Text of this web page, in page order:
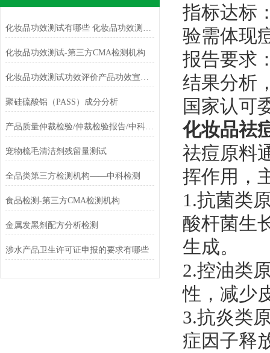
化妆品功效测试有哪些 化妆品功效测试方法和测试机构 化妆品功效测试报告
化妆品功效测试-第三方CMA检测机构
化妆品功效测试功效评价产品功效宣称依据
聚硅硫酸铝（PASS）成分分析
产品质量仲裁检验/仲裁检验报告/中科检测质检机构
宠物梳毛清洁剂残留量测试
全品类第三方检测机构——中科检测
食品检测-第三方CMA检测机构
金属发黑剂配方分析检测
涉水产品卫生许可证申报的要求有哪些
指标达标
验需体现
报告要求
结果分析
国家认可
化妆品祛
祛痘原料
挥作用，
1.抗菌类
酸杆菌生
生成。
2.控油类
性，减少
3.抗炎类
症因子释